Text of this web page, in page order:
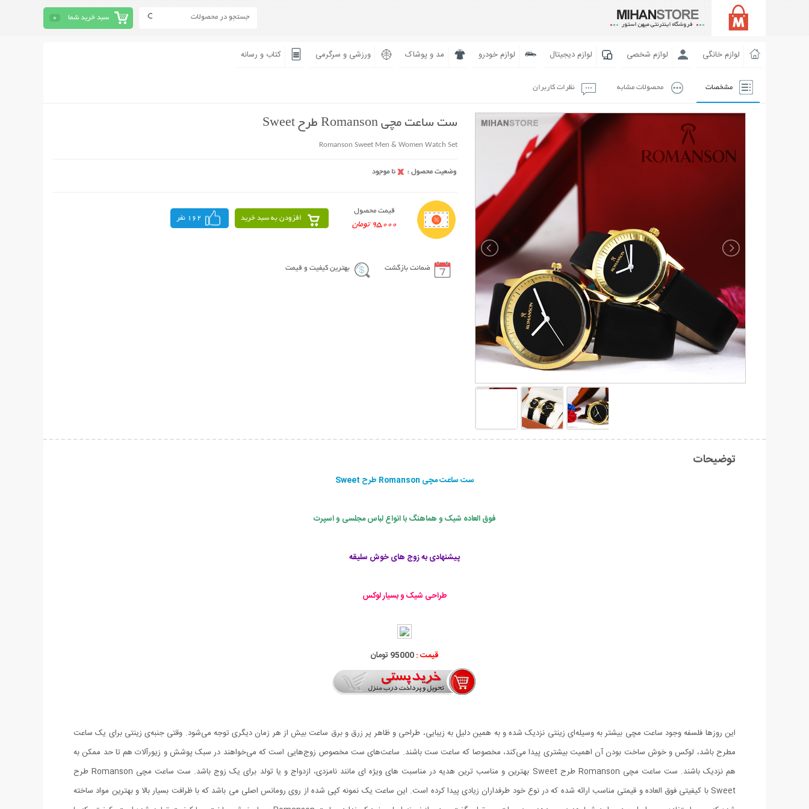
سبد خرید شما 0
لوازم خانگی لوازم شخصی لوازم دیجیتال لوازم خودرو مد و پوشاک ورزشی و سرگرمی کتاب و رسانه
مشخصات محصولات مشابه نظرات کاربران
ست ساعت مچی Romanson طرح Sweet
Romanson Sweet Men & Women Watch Set
قیمت محصول
95,000 تومان
افزودن به سبد خرید 162 نفر
ضمانت بازگشت بهترین کیفیت و قیمت
توضیحات
ست ساعت مچی Romanson طرح Sweet
فوق العاده شیک و هماهنگ با انواع لباس مجلسی و اسپرت
پیشنهادی به زوج های خوش سلیقه
طراحی شیک و بسیار لوکس
قیمت :95000 تومان
این روزها فلسفه وجود ساعت مچی بیشتر به وسیله‌ای زینتی نزدیک شده و به همین دلیل به زیبایی، طراحی و ظاهر پر زرق و برق ساعت بیش از هر زمان دیگری توجه می‌شود. وقتی جنبه‌ی زینتی برای یک ساعت
مطرح باشد، لوکس و خوش ساخت بودن آن اهمیت بیشتری پیدا می‌کند، مخصوصا که ساعت ست باشند. ساعت‌های ست مخصوص زوج‌هایی است که می‌خواهند در سبک پوشش و زیورآلات هم تا حد ممکن به
هم نزدیک باشند. ست ساعت مچی Romanson طرح Sweet بهترین و مناسب ترین هدیه در مناسبت های ویژه ای مانند نامزدی، ازدواج و یا تولد برای یک زوج باشد. ست ساعت مچی Romanson طرح
Sweet با کیفیتی فوق العاده و قیمتی مناسب ارائه شده که در نوع خود طرفداران زیادی پیدا کرده است. این ساعت یک نمونه کپی شده از روی رومانس اصلی می باشد که با ظرافت بسیار بالا و بهترین مواد ساخته